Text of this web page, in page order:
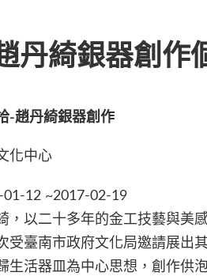
丹綺銀器創作
-趙丹綺銀器創作
化中心
01-12 ~2017-02-19
，以二十多年的金工技藝與美
受臺南市政府文化局邀請展出
生活器皿為中心思想，創作供